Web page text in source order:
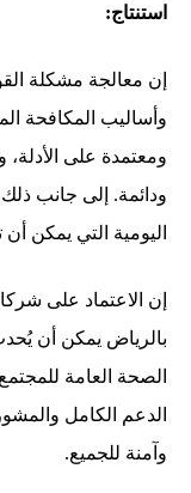
استنتاج:
إن معالجة مشكلة
وأساليب المكافحة
ومعتمدة على
ودائمة. إلى جانب
اليومية التي يمكن
إن الاعتماد على
بالرياض يمكن أن
الصحة العامة
الدعم الكامل
وآمنة للجميع.